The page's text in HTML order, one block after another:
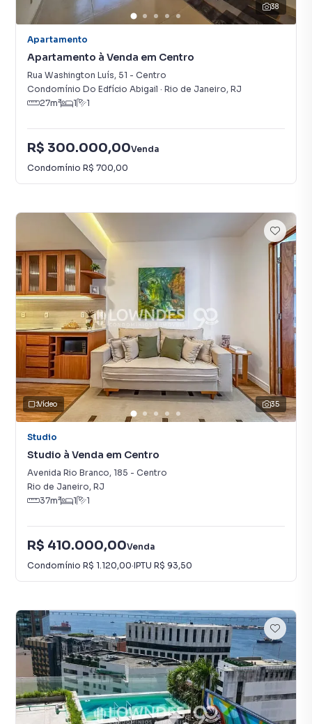
38
Apartamento
Apartamento à Venda em Centro
Rua Washington Luís, 51 - Centro
Condomínio Do Edfício Abigail · Rio de Janeiro, RJ
27m² 1 1
R$ 300.000,00Venda
Condomínio R$ 700,00
35
Vídeo
Studio
Studio à Venda em Centro
Avenida Rio Branco, 185 - Centro
Rio de Janeiro, RJ
37m² 1 1
R$ 410.000,00Venda
Condomínio R$ 1.120,00·IPTU R$ 93,50